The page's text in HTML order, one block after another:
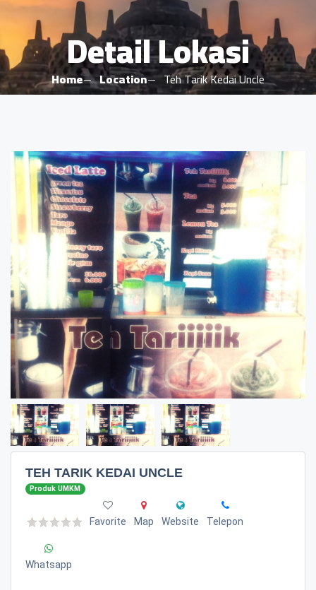
Detail Lokasi
Home Location Teh Tarik Kedai Uncle
TEH TARIK KEDAI UNCLE
Produk UMKM
Favorite Map Website Telepon
Whatsapp